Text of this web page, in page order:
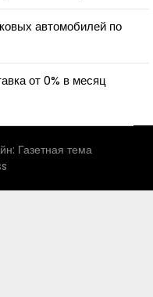
автомобилей по
от 0% в месяц
Газетная тема